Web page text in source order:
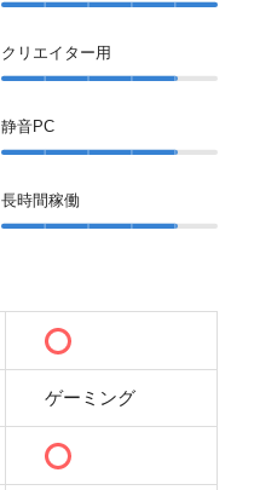
クリエイター用
静音PC
長時間稼働
ゲーミング